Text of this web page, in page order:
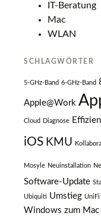
IT-Beratung
Mac
WLAN
SCHLAGWÖRTER
5-GHz-Band 6-GHz-Band
Apple@Work
Cloud Diagnose
iOS KMU
Mosyle Neuinstallation
Software-Update
Ubiquiti Umstieg UniFi
Windows zum Mac